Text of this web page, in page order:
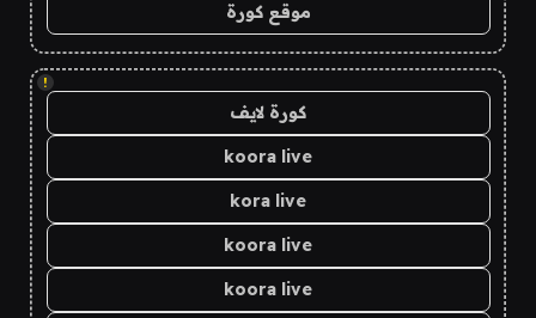
موقع كورة
!
كورة لايف
koora live
kora live
koora live
koora live